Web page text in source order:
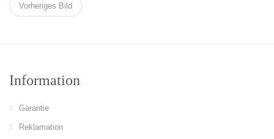
Vorheriges Bild
Information
Garantie
Reklamation